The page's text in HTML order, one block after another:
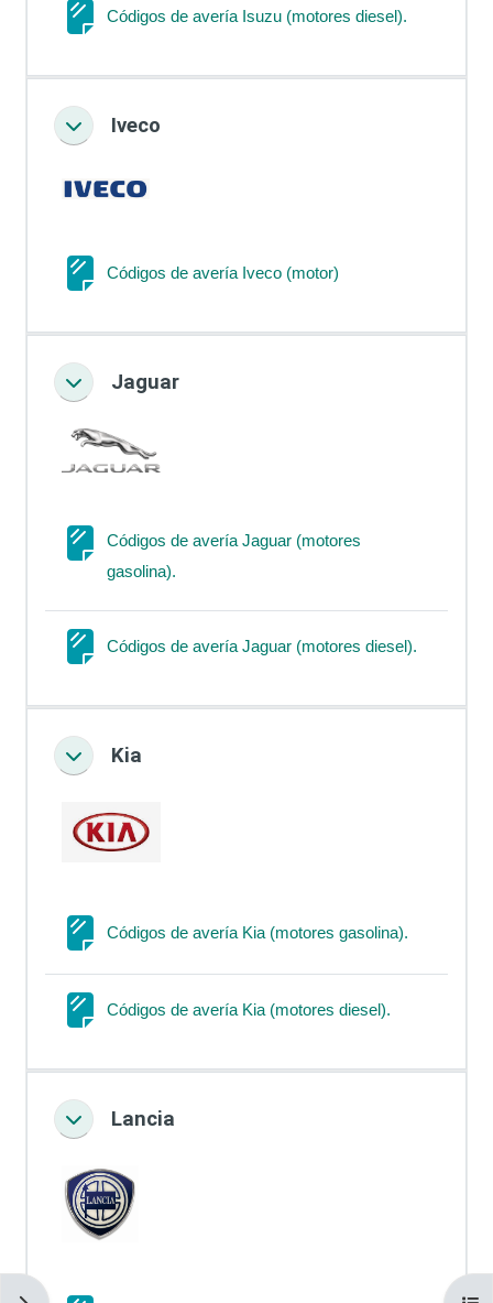
Códigos de avería Isuzu (motores diesel).
ColapsarIveco
Códigos de avería Iveco (motor)
ColapsarJaguar
Códigos de avería Jaguar (motores
gasolina).
Códigos de avería Jaguar (motores diesel).
Colapsar
Kia
Códigos de avería Kia (motores gasolina).
Códigos de avería Kia (motores diesel).
ColapsarLancia